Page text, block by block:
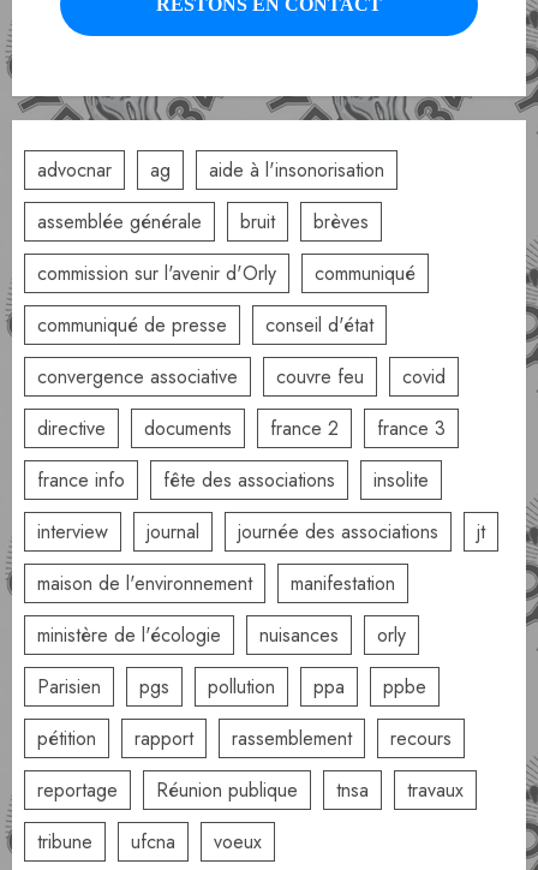
advocnar ag
aide à l'insonorisation
assemblée générale
bruit
brèves
commission sur l'avenir d'Orly
communiqué
communiqué de presse
conseil d'état
convergence associative
couvre feu
covid
directive
documents france 2
france 3
france info
fête des associations
insolite
interview
journal journée des associations
jt
maison de l'environnement
manifestation
ministère de l'écologie
nuisances
orly
Parisien
pgs pollution ppa
ppbe
pétition
rapport rassemblement
recours
reportage
Réunion publique tnsa
travaux
tribune
ufcna voeux